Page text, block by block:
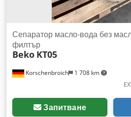
Korschenbroich 1 708 km
Сепаратор масло-вода без
филтър
Beko KT05
Запитване